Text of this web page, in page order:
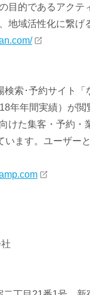
目的であるアク
域活性化に繋げ
索･予約サイト
年年間実績）が閲
けた集客・予約・
ます。ユーザー